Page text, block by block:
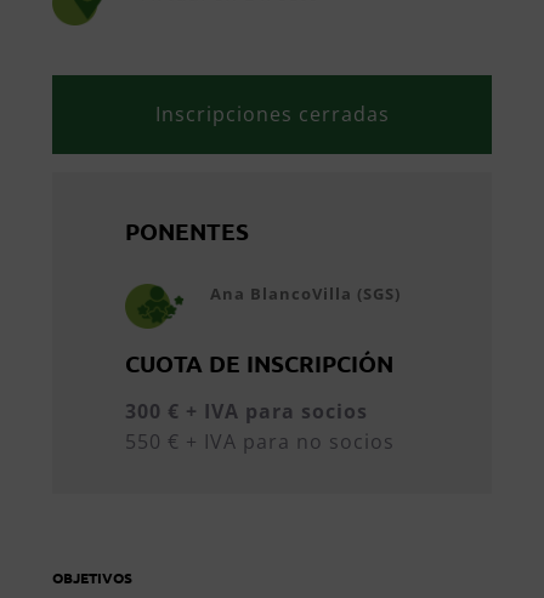
Inscripciones cerradas
PONENTES
Ana BlancoVilla (SGS)
CUOTA DE INSCRIPCIÓN
300 € + IVA para socios
550 € + IVA para no socios
OBJETIVOS